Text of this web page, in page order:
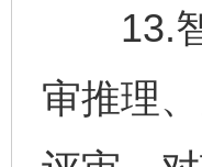
13.智
审推理